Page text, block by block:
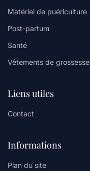
Matériel de puériculture
Post-partum
Santé
Vêtements de grossesse
Liens utiles
Contact
Informations
Plan du site